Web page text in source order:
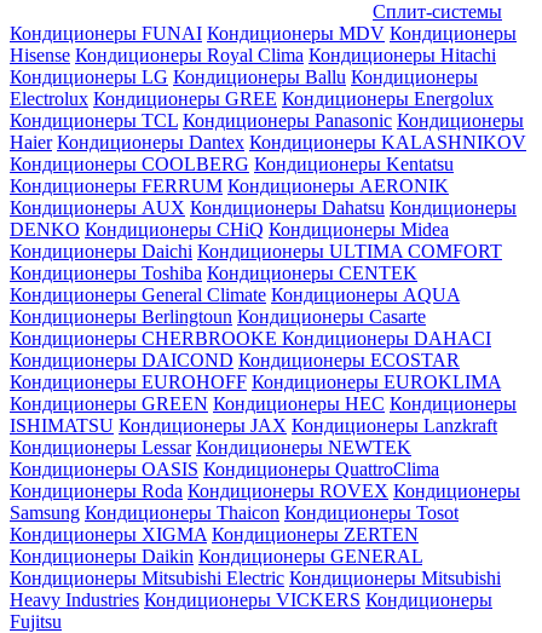
Сплит-системы
Кондиционеры FUNAI Кондиционеры MDV Кондиционеры
Hisense Кондиционеры Royal Clima Кондиционеры Hitachi
Кондиционеры LG Кондиционеры Ballu Кондиционеры
Electrolux Кондиционеры GREE Кондиционеры Energolux
Кондиционеры TCL Кондиционеры Panasonic Кондиционеры
Haier Кондиционеры Dantex Кондиционеры KALASHNIKOV
Кондиционеры СOOLBERG Кондиционеры Kentatsu
Кондиционеры FERRUM Кондиционеры AERONIK
Кондиционеры AUX Кондиционеры Dahatsu Кондиционеры
DENKO Кондиционеры CHiQ Кондиционеры Midea
Кондиционеры Daichi Кондиционеры ULTIMA COMFORT
Кондиционеры Toshiba Кондиционеры CENTEK
Кондиционеры General Climate Кондиционеры AQUA
Кондиционеры Berlingtoun Кондиционеры Casarte
Кондиционеры CHERBROOKE Кондиционеры DAHACI
Кондиционеры DAICOND Кондиционеры ECOSTAR
Кондиционеры EUROHOFF Кондиционеры EUROKLIMA
Кондиционеры GREEN Кондиционеры HEC Кондиционеры
ISHIMATSU Кондиционеры JAX Кондиционеры Lanzkraft
Кондиционеры Lessar Кондиционеры NEWTEK
Кондиционеры OASIS Кондиционеры QuattroClima
Кондиционеры Roda Кондиционеры ROVEX Кондиционеры
Samsung Кондиционеры Thaicon Кондиционеры Tosot
Кондиционеры XIGMA Кондиционеры ZERTEN
Кондиционеры Daikin Кондиционеры GENERAL
Кондиционеры Mitsubishi Electric Кондиционеры Mitsubishi
Heavy Industries Кондиционеры VICKERS Кондиционеры
Fujitsu